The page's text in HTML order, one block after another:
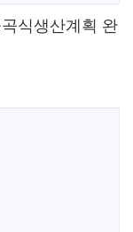
식생산계획 완